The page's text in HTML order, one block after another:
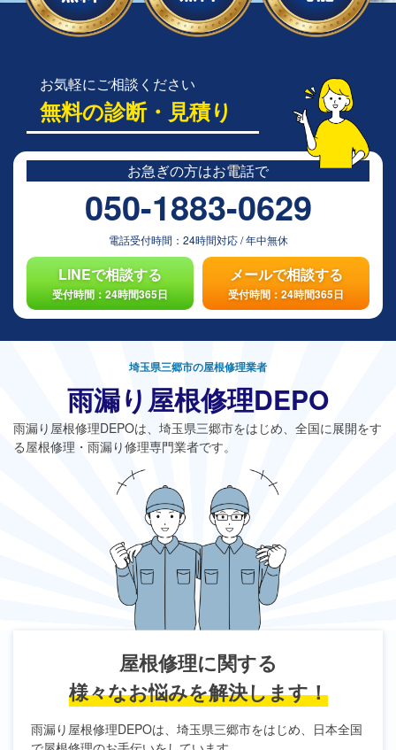
お気軽にご相談ください
無料の診断・見積り
お急ぎの方はお電話で
050-1883-0629
電話受付時間： 24時間対応/年中無休
LINEで相談する
受付時間：24時間365日
メールで相談する
受付時間：24時間365日
埼玉県三郷市の屋根修理業者
雨漏り屋根修理DEPO
雨漏り屋根修理DEPOは、埼玉県三郷市をはじめ、全国に展開をす
る屋根修理・雨漏り修理専門業者です。
屋根修理に関する
様々なお悩みを解決します！
雨漏り屋根修理DEPOは、埼玉県三郷市をはじめ、日本全国